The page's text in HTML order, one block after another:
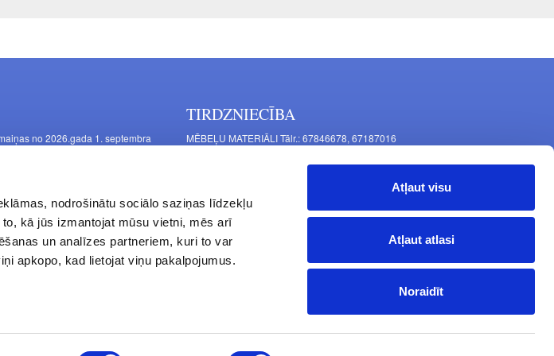
nodrošinātu sociālo saziņas līdzekļu
kā jūs izmantojat mūsu vietni, mēs arī
un analīzes partneriem, kuri to var
apkopo, kad lietojat viņu pakalpojumus.
Atļaut visu
Atļaut atlasi
Noraidīt
no 2026.gada 1. septembra
TIRDZNIECĪBA
MĒBEĻU MATERIĀLI Tālr.: 67846678, 67187016
Mašīnu iela 11, Rīga, LV-1063, Latvija
FURNITŪRA MĒBELĒM Tālr.: 67846682, 67844884
Latgales iela 452, Rīga, LV-1063, Latvija
S. 10:00 - 15:00, Sv. - brīvdiena
Kontakti